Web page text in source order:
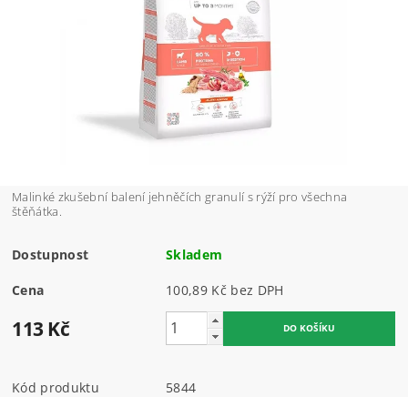
Malinké zkušební balení jehněčích granulí s rýží pro všechna
štěňátka.
Dostupnost Skladem
Cena 100,89 Kč bez DPH
113 Kč
Kód produktu
5844